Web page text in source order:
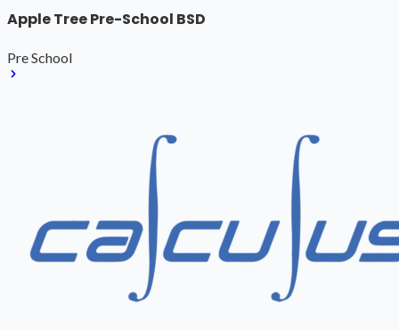
Apple Tree Pre-School BSD
Pre School